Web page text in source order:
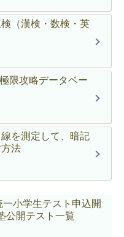
（漢検・数検・英
限攻略データベー
を測定して、暗記
法
小学生テスト申込開
公開テスト一覧